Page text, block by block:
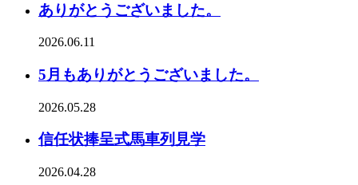
ありがとうございました。
2026.06.11
5月もありがとうございました。
2026.05.28
信任状捧呈式馬車列見学
2026.04.28